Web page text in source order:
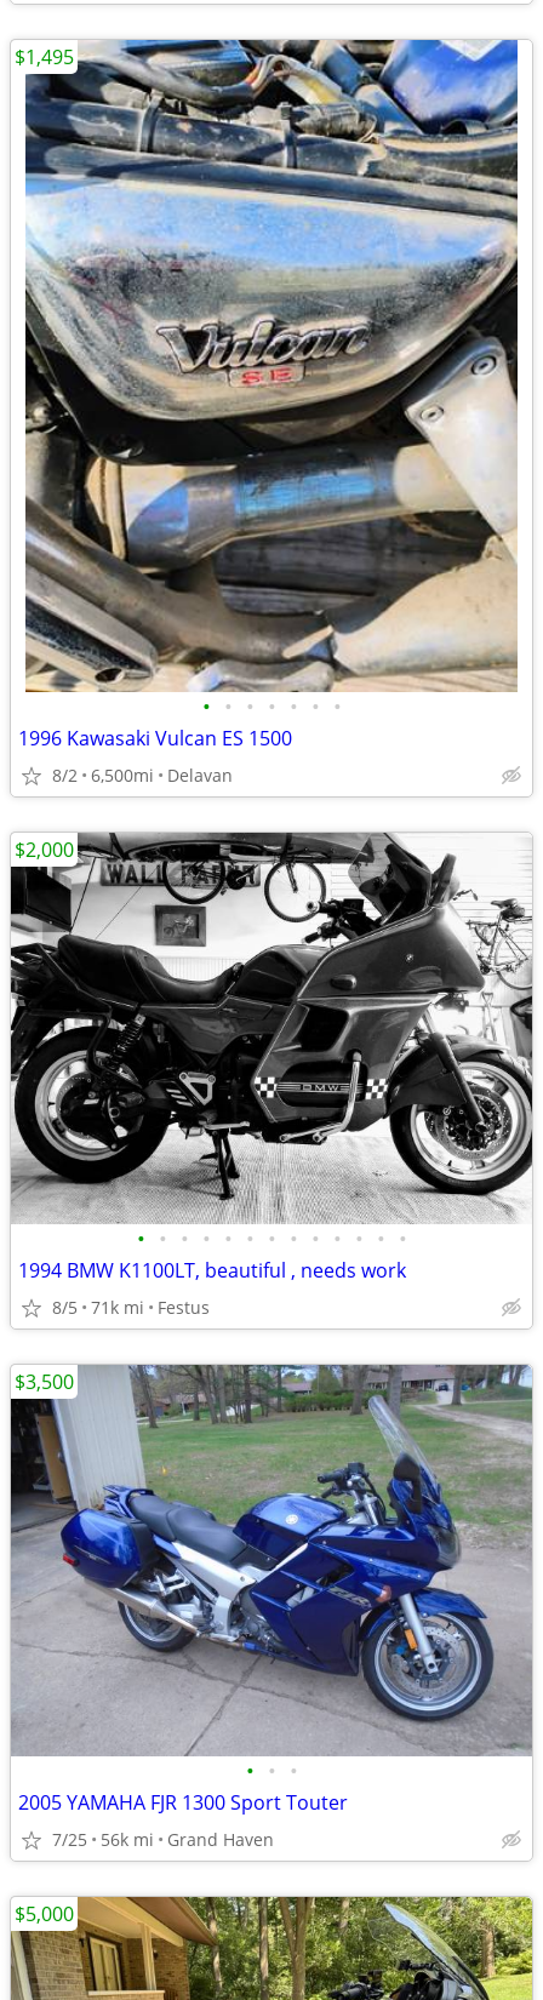
• • • • • • •
1996 Kawasaki Vulcan ES 1500
8/2 6,500mi Delavan
$1,495
• • • • • • • • • • • • •
1994 BMW K1100LT, beautiful , needs work
8/5 71k mi Festus
$2,000
• • •
2005 YAMAHA FJR 1300 Sport Touter
7/25 56k mi Grand Haven
$3,500
$5,000